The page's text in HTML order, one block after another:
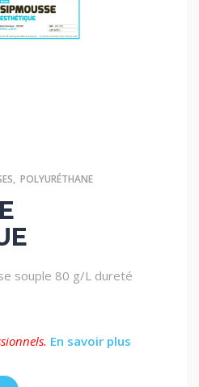
, POLYURÉTHANE
souple 80 g/L dureté
En savoir plus